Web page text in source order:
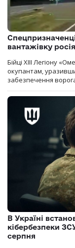
вантажівку
Бійці ХІІІ Легіону
окупантам,
забезпечення
В Україні
кібербезпеки
серпня